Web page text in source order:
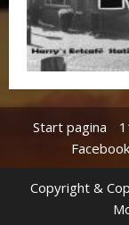
Start pagina
Facebook
Copyright &